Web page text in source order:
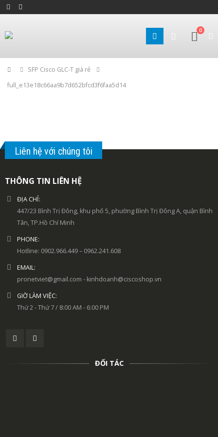
0
Home
SFP Cisco GLC-T giá rẻ
full_e13e18c66aa9b7d652bfcd3f6faa5d14
Liên hệ với chúng tôi
THÔNG TIN LIÊN HỆ
ĐỊA CHỈ:
447/23 Bình Trị Đông, khu phố 5, phường Bình Trị Đông A, quận Bình
Tân, TP.Hồ Chí Minh
PHONE:
Hotline: 0902.966.449 – 0962.241.608
EMAIL:
pronetviet@gmail.com - kinhdoanh@ciscoshop.vn
GIỜ LÀM VIỆC:
Thứ 2 - Thứ 7 / 8:00 AM - 6:00 PM
ĐỐI TÁC